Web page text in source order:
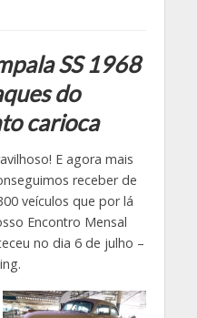
SS 1968
do
carioca
E agora mais
receber de
veículos que por lá
Encontro Mensal
no dia 6 de julho –